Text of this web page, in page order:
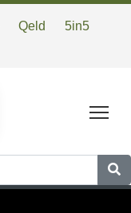
Qeld
5in5